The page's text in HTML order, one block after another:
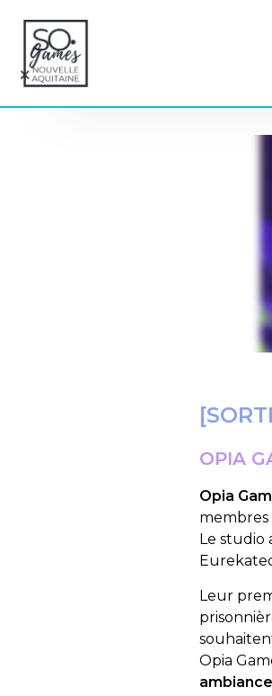
OPIA
Opia
membres
Le studio
Leur
Opia